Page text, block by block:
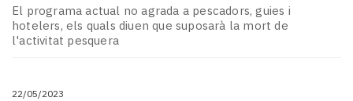
El programa actual no agrada a pescadors, guies i
hotelers, els quals diuen que suposarà la mort de
l'activitat pesquera
22/05/2023